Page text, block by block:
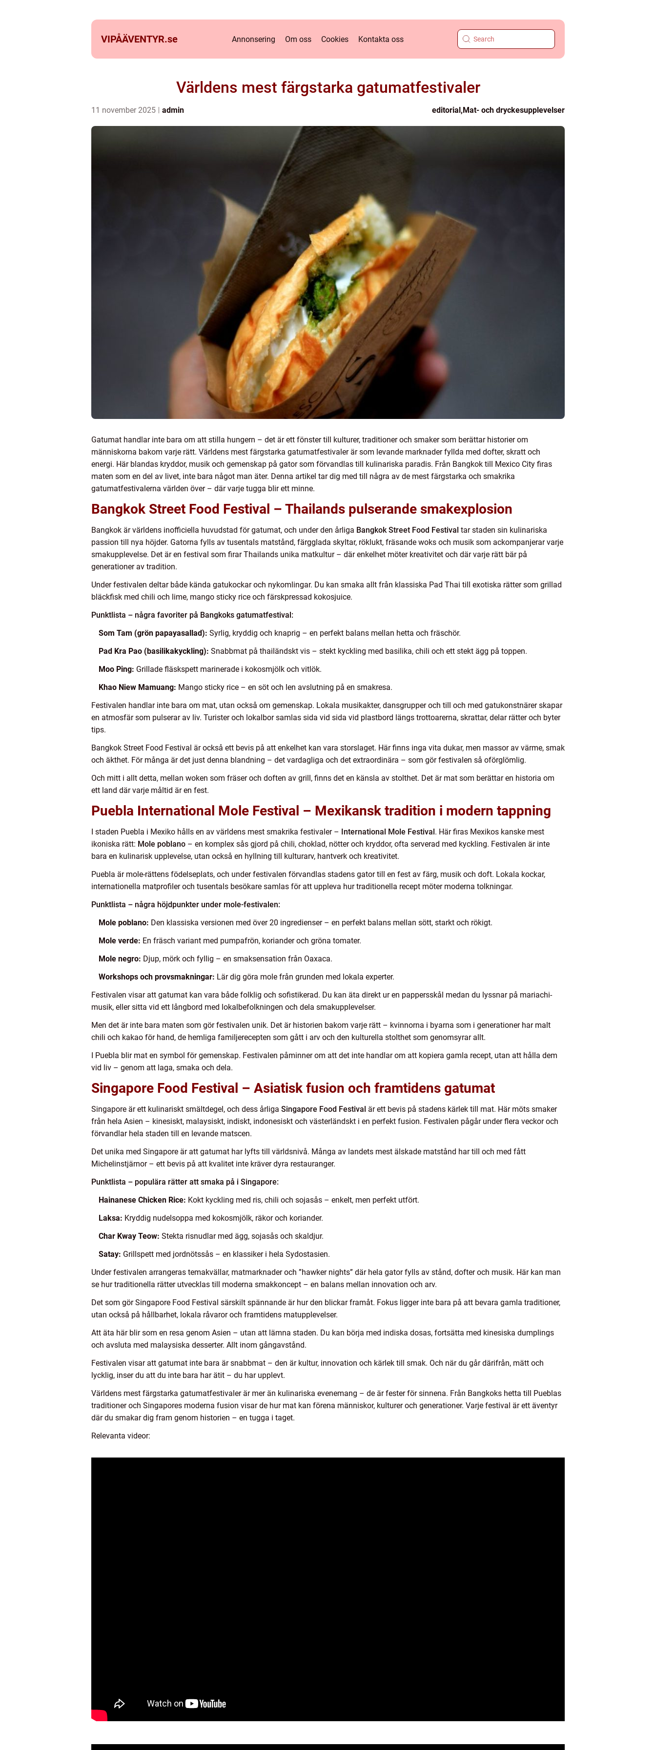
VIPÅÄVENTYR.se Annonsering Om oss Cookies Kontakta oss
Världens mest färgstarka gatumatfestivaler
11 november 2025 admin editorial,Mat- och dryckesupplevelser
Gatumat handlar inte bara om att stilla hungern – det är ett fönster till kulturer, traditioner och smaker som berättar historier om
människorna bakom varje rätt. Världens mest färgstarka gatumatfestivaler är som levande marknader fyllda med dofter, skratt och
energi. Här blandas kryddor, musik och gemenskap på gator som förvandlas till kulinariska paradis. Från Bangkok till Mexico City firas
maten som en del av livet, inte bara något man äter. Denna artikel tar dig med till några av de mest färgstarka och smakrika
gatumatfestivalerna världen över – där varje tugga blir ett minne.
Bangkok Street Food Festival – Thailands pulserande smakexplosion
Bangkok är världens inofficiella huvudstad för gatumat, och under den årliga Bangkok Street Food Festival tar staden sin kulinariska
passion till nya höjder. Gatorna fylls av tusentals matstånd, färgglada skyltar, röklukt, fräsande woks och musik som ackompanjerar varje
smakupplevelse. Det är en festival som firar Thailands unika matkultur – där enkelhet möter kreativitet och där varje rätt bär på
generationer av tradition.
Under festivalen deltar både kända gatukockar och nykomlingar. Du kan smaka allt från klassiska Pad Thai till exotiska rätter som grillad
bläckfisk med chili och lime, mango sticky rice och färskpressad kokosjuice.
Punktlista – några favoriter på Bangkoks gatumatfestival:
Som Tam (grön papayasallad): Syrlig, kryddig och knaprig – en perfekt balans mellan hetta och fräschör.
Pad Kra Pao (basilikakyckling): Snabbmat på thailändskt vis – stekt kyckling med basilika, chili och ett stekt ägg på toppen.
Moo Ping: Grillade fläskspett marinerade i kokosmjölk och vitlök.
Khao Niew Mamuang: Mango sticky rice – en söt och len avslutning på en smakresa.
Festivalen handlar inte bara om mat, utan också om gemenskap. Lokala musikakter, dansgrupper och till och med gatukonstnärer skapar
en atmosfär som pulserar av liv. Turister och lokalbor samlas sida vid sida vid plastbord längs trottoarerna, skrattar, delar rätter och byter
tips.
Bangkok Street Food Festival är också ett bevis på att enkelhet kan vara storslaget. Här finns inga vita dukar, men massor av värme, smak
och äkthet. För många är det just denna blandning – det vardagliga och det extraordinära – som gör festivalen så oförglömlig.
Och mitt i allt detta, mellan woken som fräser och doften av grill, finns det en känsla av stolthet. Det är mat som berättar en historia om
ett land där varje måltid är en fest.
Puebla International Mole Festival – Mexikansk tradition i modern tappning
I staden Puebla i Mexiko hålls en av världens mest smakrika festivaler – International Mole Festival. Här firas Mexikos kanske mest
ikoniska rätt: Mole poblano – en komplex sås gjord på chili, choklad, nötter och kryddor, ofta serverad med kyckling. Festivalen är inte
bara en kulinarisk upplevelse, utan också en hyllning till kulturarv, hantverk och kreativitet.
Puebla är mole-rättens födelseplats, och under festivalen förvandlas stadens gator till en fest av färg, musik och doft. Lokala kockar,
internationella matprofiler och tusentals besökare samlas för att uppleva hur traditionella recept möter moderna tolkningar.
Punktlista – några höjdpunkter under mole-festivalen:
Mole poblano: Den klassiska versionen med över 20 ingredienser – en perfekt balans mellan sött, starkt och rökigt.
Mole verde: En fräsch variant med pumpafrön, koriander och gröna tomater.
Mole negro: Djup, mörk och fyllig – en smaksensation från Oaxaca.
Workshops och provsmakningar: Lär dig göra mole från grunden med lokala experter.
Festivalen visar att gatumat kan vara både folklig och sofistikerad. Du kan äta direkt ur en pappersskål medan du lyssnar på mariachi-
musik, eller sitta vid ett långbord med lokalbefolkningen och dela smakupplevelser.
Men det är inte bara maten som gör festivalen unik. Det är historien bakom varje rätt – kvinnorna i byarna som i generationer har malt
chili och kakao för hand, de hemliga familjerecepten som gått i arv och den kulturella stolthet som genomsyrar allt.
I Puebla blir mat en symbol för gemenskap. Festivalen påminner om att det inte handlar om att kopiera gamla recept, utan att hålla dem
vid liv – genom att laga, smaka och dela.
Singapore Food Festival – Asiatisk fusion och framtidens gatumat
Singapore är ett kulinariskt smältdegel, och dess årliga Singapore Food Festival är ett bevis på stadens kärlek till mat. Här möts smaker
från hela Asien – kinesiskt, malaysiskt, indiskt, indonesiskt och västerländskt i en perfekt fusion. Festivalen pågår under flera veckor och
förvandlar hela staden till en levande matscen.
Det unika med Singapore är att gatumat har lyfts till världsnivå. Många av landets mest älskade matstånd har till och med fått
Michelinstjärnor – ett bevis på att kvalitet inte kräver dyra restauranger.
Punktlista – populära rätter att smaka på i Singapore:
Hainanese Chicken Rice: Kokt kyckling med ris, chili och sojasås – enkelt, men perfekt utfört.
Laksa: Kryddig nudelsoppa med kokosmjölk, räkor och koriander.
Char Kway Teow: Stekta risnudlar med ägg, sojasås och skaldjur.
Satay: Grillspett med jordnötssås – en klassiker i hela Sydostasien.
Under festivalen arrangeras temakvällar, matmarknader och ”hawker nights” där hela gator fylls av stånd, dofter och musik. Här kan man
se hur traditionella rätter utvecklas till moderna smakkoncept – en balans mellan innovation och arv.
Det som gör Singapore Food Festival särskilt spännande är hur den blickar framåt. Fokus ligger inte bara på att bevara gamla traditioner,
utan också på hållbarhet, lokala råvaror och framtidens matupplevelser.
Att äta här blir som en resa genom Asien – utan att lämna staden. Du kan börja med indiska dosas, fortsätta med kinesiska dumplings
och avsluta med malaysiska desserter. Allt inom gångavstånd.
Festivalen visar att gatumat inte bara är snabbmat – den är kultur, innovation och kärlek till smak. Och när du går därifrån, mätt och
lycklig, inser du att du inte bara har ätit – du har upplevt.
Världens mest färgstarka gatumatfestivaler är mer än kulinariska evenemang – de är fester för sinnena. Från Bangkoks hetta till Pueblas
traditioner och Singapores moderna fusion visar de hur mat kan förena människor, kulturer och generationer. Varje festival är ett äventyr
där du smakar dig fram genom historien – en tugga i taget.
Relevanta videor: